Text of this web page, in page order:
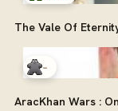
The Vale Of
-
AracKhan Wars :